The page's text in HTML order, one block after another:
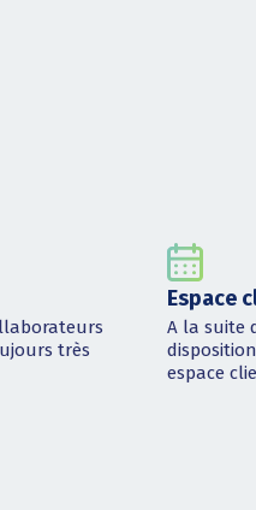
très
Espace
A la suite
espace